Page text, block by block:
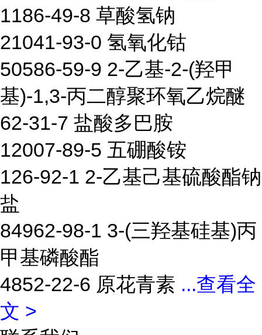
1186-49-8 草酸氢钠
21041-93-0 氢氧化钴
50586-59-9 2-乙基-2-(羟甲
基)-1,3-丙二醇聚环氧乙烷醚
62-31-7 盐酸多巴胺
12007-89-5 五硼酸铵
126-92-1 2-乙基己基硫酸酯钠
盐
84962-98-1 3-(三羟基硅基)丙
甲基磷酸酯
4852-22-6 原花青素 ...查看全
文 >